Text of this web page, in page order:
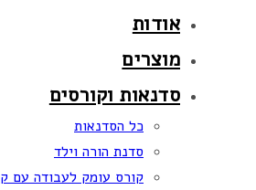
אודות
מוצרים
סדנאות וקורסים
כל הסדנאות
סדנת הורה וילד
קורס עומק לעבודה עם